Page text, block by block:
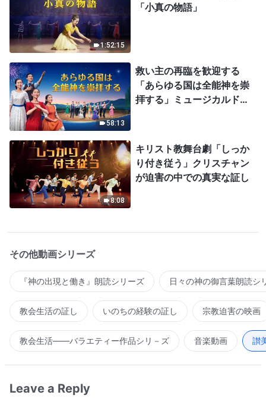
1:52:15
「小真の物語」
58:13
救い主の再臨を歓迎する
「あらゆる国は全能神を崇
拝する」ミュージカルドラ
8:08
キリスト教舞台劇「しっか
り付き従う」クリスチャン
が迫害の中での真実な証し
その他動画シリーズ
『神の出現と働き』朗読シリーズ 日々の神の御言葉朗読シ
教会生活の証し いのちの経験の証し 宗教迫害の映画
教会生活――バラエティー作品シリ－ズ 音楽動画 讃
Leave a Reply